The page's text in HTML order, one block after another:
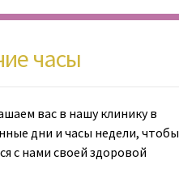
часы
вас в нашу клинику в
дни и часы недели, чтобы
с нами своей здоровой